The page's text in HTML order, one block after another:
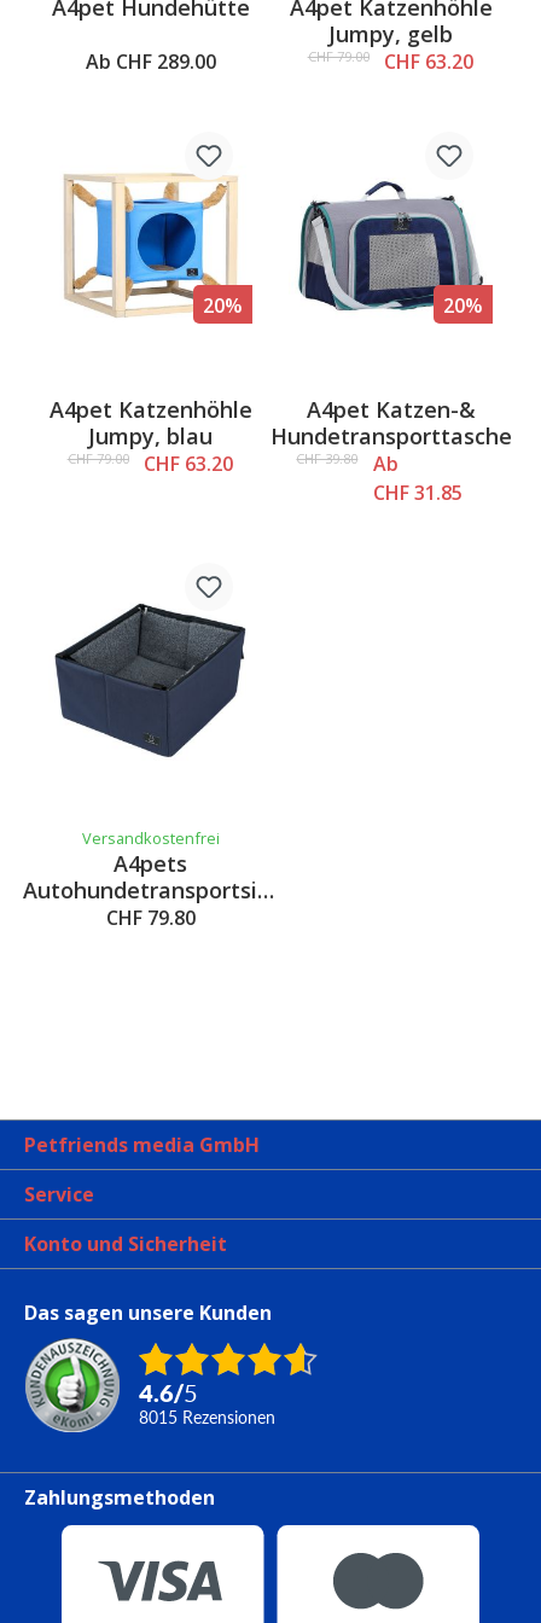
A4pet Hundehütte
Ab CHF 289.00
A4pet Katzenhöhle
Jumpy, gelb
CHF 79.00 CHF 63.20
20%
A4pet Katzenhöhle
Jumpy, blau
CHF 79.00 CHF 63.20
20%
A4pet Katzen-&
Hundetransporttasche
CHF 39.80
Ab
CHF 31.85
Versandkostenfrei
A4pets
Autohundetransportsitz
Loni 43x38x20cm
CHF 79.80
Petfriends media GmbH
Service
Konto und Sicherheit
Das sagen unsere Kunden
4.6/5
8015 Rezensionen
Zahlungsmethoden